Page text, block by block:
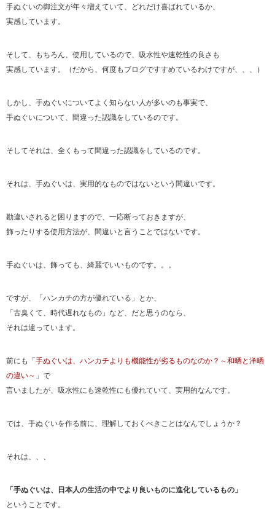
手ぬぐいの御注文が年々増えていて、どれだけ喜ばれているか、
実感しています。
そして、もちろん、使用しているので、吸水性や速乾性の良さも
実感しています。（だから、何度もブログですすめているわけですが、、、）
しかし、手ぬぐいについてよく知らない人が多いのも事実で、
手ぬぐいについて、間違った認識をしているのです。
そしてそれは、全くもって間違った認識をしているのです。
それは、手ぬぐいは、実用的なものではないという間違いです。
勘違いされると困りますので、一応断っておきますが、
飾ったりする使用方法が、間違いと言うことではないです。
手ぬぐいは、飾っても、綺麗でいいものです。。。
ですが、「ハンカチの方が優れている」とか、
「古臭くて、時代遅れなもの」など、だと思うのなら、
それは違っています。
前にも「手ぬぐいは、ハンカチよりも機能性が劣るものなのか？～和晒と洋晒
の違い～ 」で
言いましたが、吸水性にも速乾性にも優れていて、実用的なんです。
では、手ぬぐいを作る前に、理解しておくべきことはなんでしょうか？
それは、、、
「手ぬぐいは、日本人の生活の中でより良いものに進化しているもの」
ということです。